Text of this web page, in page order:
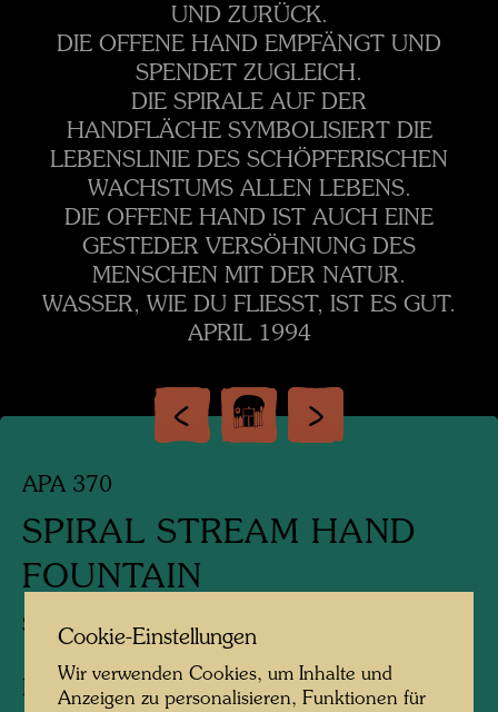
UND ZURÜCK.
DIE OFFENE HAND EMPFÄNGT UND
SPENDET ZUGLEICH.
DIE SPIRALE AUF DER
HANDFLÄCHESYMBOLISIERT DIE
LEBENSLINIE DES SCHÖPFERISCHEN
WACHSTUMS ALLEN LEBENS.
DIE OFFENE HAND IST AUCH EINE
GESTEDER VERSÖHNUNG DES
MENSCHEN MIT DER NATUR.
WASSER, WIE DU FLIESST, IST ES GUT.
APRIL 1994
APA 370
SPIRAL STREAM HAND
FOUNTAIN
SPIRALENFLUSS HAND BRUNNEN
Brunnen
Cookie-Einstellungen
Wir verwenden Cookies, um Inhalte und
Anzeigen zu personalisieren, Funktionen für